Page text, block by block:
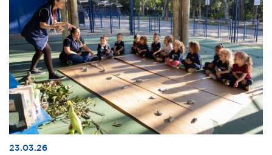
23.03.26